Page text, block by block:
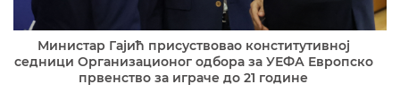
Министар Гајић присуствовао конститутивној
седници Организационог одбора за УЕФА Европско
првенство за играче до 21 године